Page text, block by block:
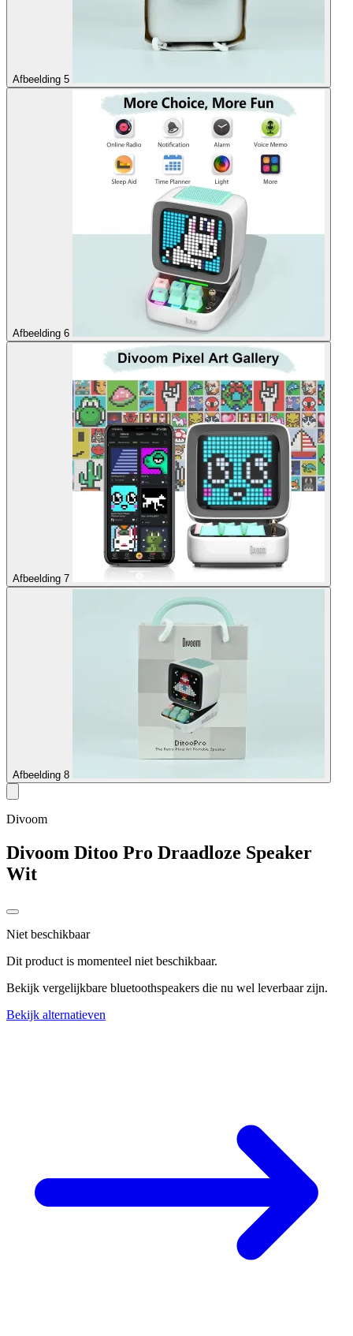
Afbeelding 5
Afbeelding 6
Afbeelding 7
Afbeelding 8
Divoom
Divoom Ditoo Pro Draadloze Speaker
Wit
Niet beschikbaar
Dit product is momenteel niet beschikbaar.
Bekijk vergelijkbare bluetoothspeakers die nu wel leverbaar zijn.
Bekijk alternatieven